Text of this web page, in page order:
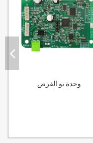
وحدة يو القرص